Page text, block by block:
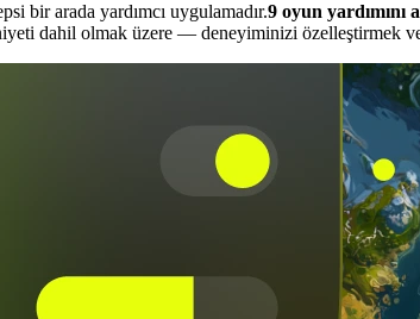
bir arada yardımcı uygulamadır.9 oyun yardımını
dahil olmak üzere — deneyiminizi özelleştirmek